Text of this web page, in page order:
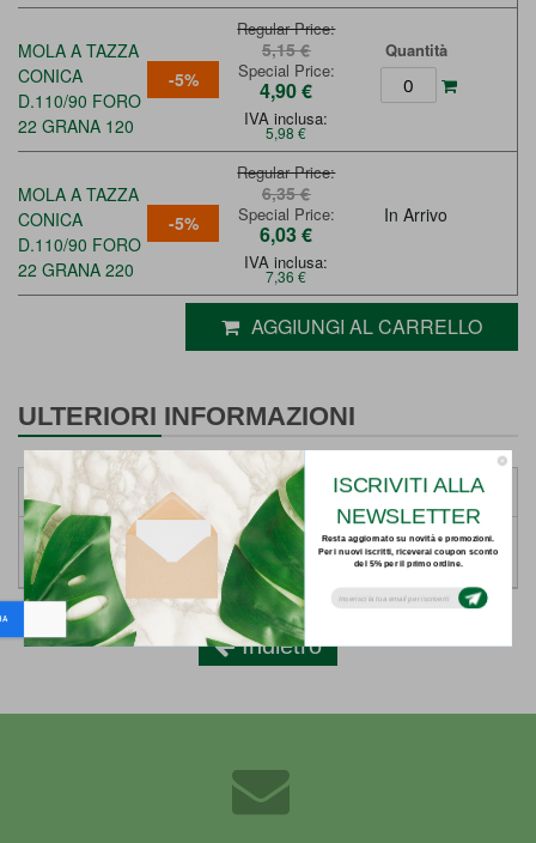
ISCRIVITI ALLA
NEWSLETTER
Resta aggiornato su novità e promozioni.
Per i nuovi iscritti, riceverai coupon sconto
del 5% per il primo ordine.
MOLA A TAZZA
CONICA
D.110/90 FORO
22 GRANA 120
-5%
Regular Price
5,15 €
Special Price
4,90 €
IVA inclusa:
5,98 €
Quantità
MOLA A TAZZA
CONICA
D.110/90 FORO
22 GRANA 220
-5%
Regular Price
6,35 €
Special Price
6,03 €
IVA inclusa:
7,36 €
In Arrivo
AGGIUNGI AL CARRELLO
ULTERIORI INFORMAZIONI
DETTAGLI
Weight 0.6 Kg
Indietro